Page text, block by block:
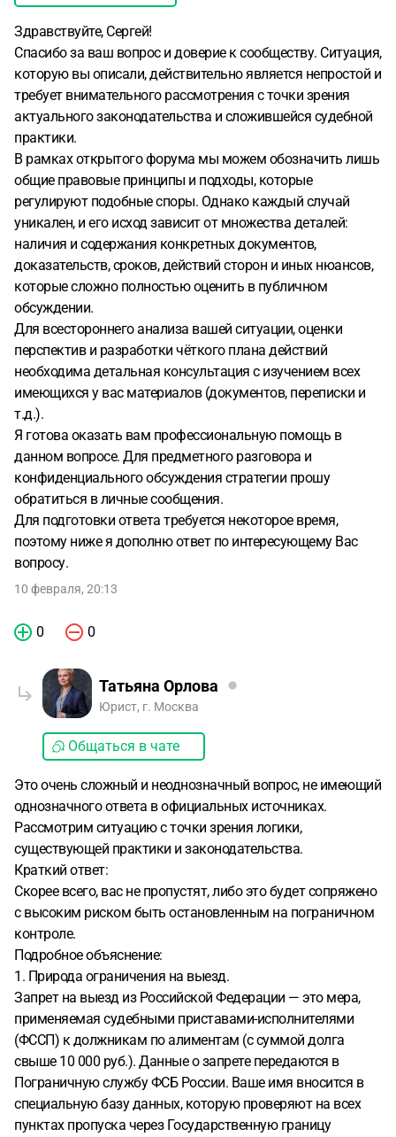
Здравствуйте, Сергей!
Спасибо за ваш вопрос и доверие к сообществу. Ситуация,
которую вы описали, действительно является непростой и
требует внимательного рассмотрения с точки зрения
актуального законодательства и сложившейся судебной
практики.
В рамках открытого форума мы можем обозначить лишь
общие правовые принципы и подходы, которые
регулируют подобные споры. Однако каждый случай
уникален, и его исход зависит от множества деталей:
наличия и содержания конкретных документов,
доказательств, сроков, действий сторон и иных нюансов,
которые сложно полностью оценить в публичном
обсуждении.
Для всестороннего анализа вашей ситуации, оценки
перспектив и разработки чёткого плана действий
необходима детальная консультация с изучением всех
имеющихся у вас материалов (документов, переписки и
т.д.).
Я готова оказать вам профессиональную помощь в
данном вопросе. Для предметного разговора и
конфиденциального обсуждения стратегии прошу
обратиться в личные сообщения.
Для подготовки ответа требуется некоторое время,
поэтому ниже я дополню ответ по интересующему Вас
вопросу.
10 февраля, 20:13
0 0
Татьяна Орлова
Юрист, г. Москва
Общаться в чате
Это очень сложный и неоднозначный вопрос, не имеющий
однозначного ответа в официальных источниках.
Рассмотрим ситуацию с точки зрения логики,
существующей практики и законодательства.
Краткий ответ:
Скорее всего, вас не пропустят, либо это будет сопряжено
с высоким риском быть остановленным на пограничном
контроле.
Подробное объяснение:
1. Природа ограничения на выезд.
Запрет на выезд из Российской Федерации — это мера,
применяемая судебными приставами-исполнителями
(ФССП) к должникам по алиментам (с суммой долга
свыше 10 000 руб.). Данные о запрете передаются в
Пограничную службу ФСБ России. Ваше имя вносится в
специальную базу данных, которую проверяют на всех
пунктах пропуска через Государственную границу